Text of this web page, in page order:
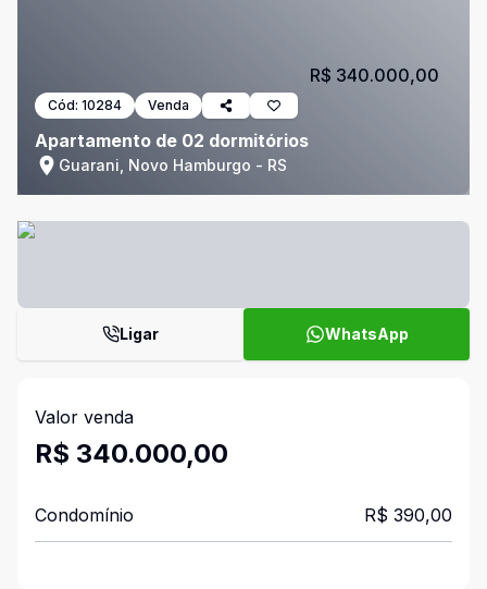
Cód: 10284 Venda
Apartamento de 02 dormitórios
Guarani, Novo Hamburgo - RS
R$ 340.000,00
Ligar WhatsApp
Valor venda
R$ 340.000,00
Condomínio R$ 390,00